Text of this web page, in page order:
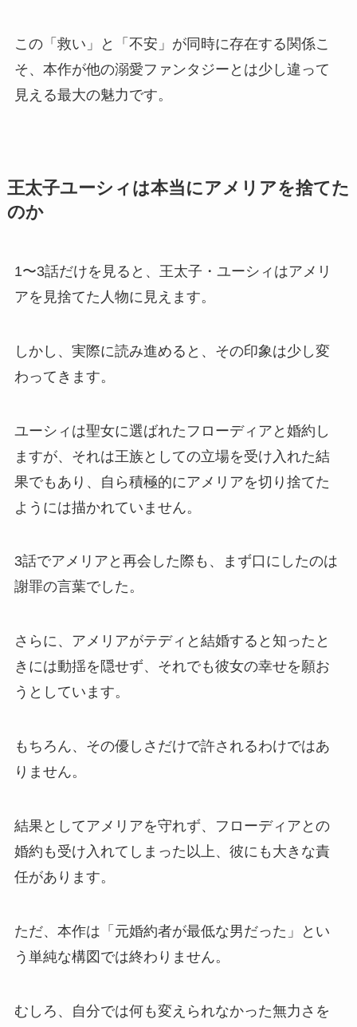
この「救い」と「不安」が同時に存在する関係こ
そ、本作が他の溺愛ファンタジーとは少し違って
見える最大の魅力です。
王太子ユーシィは本当にアメリアを捨てた
のか
1〜3話だけを見ると、王太子・ユーシィはアメリ
アを見捨てた人物に見えます。
しかし、実際に読み進めると、その印象は少し変
わってきます。
ユーシィは聖女に選ばれたフローディアと婚約し
ますが、それは王族としての立場を受け入れた結
果でもあり、自ら積極的にアメリアを切り捨てた
ようには描かれていません。
3話でアメリアと再会した際も、まず口にしたのは
謝罪の言葉でした。
さらに、アメリアがテディと結婚すると知ったと
きには動揺を隠せず、それでも彼女の幸せを願お
うとしています。
もちろん、その優しさだけで許されるわけではあ
りません。
結果としてアメリアを守れず、フローディアとの
婚約も受け入れてしまった以上、彼にも大きな責
任があります。
ただ、本作は「元婚約者が最低な男だった」とい
う単純な構図では終わりません。
むしろ、自分では何も変えられなかった無力さを